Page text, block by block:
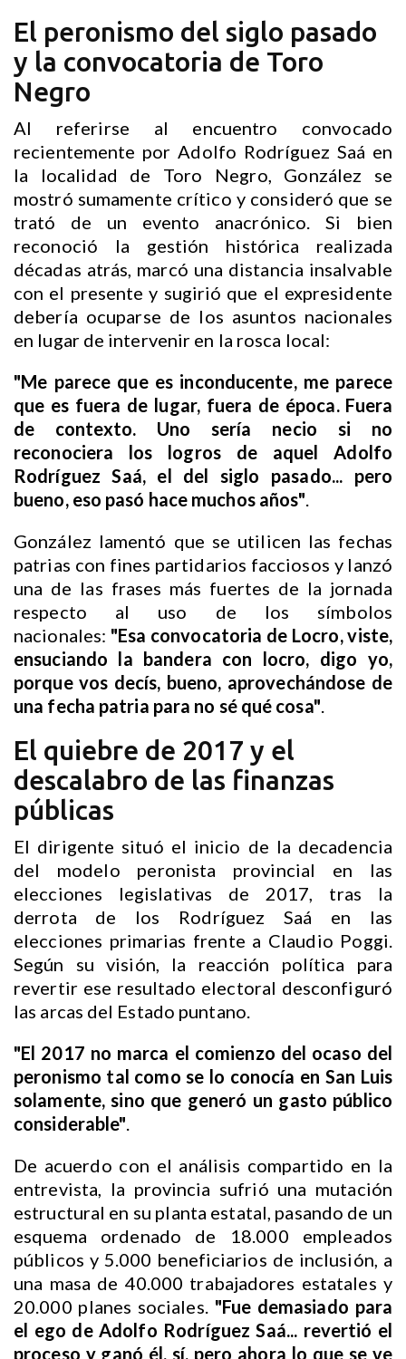
El peronismo del siglo pasado
y la convocatoria de Toro
Negro
Al referirse al encuentro convocado
recientemente por Adolfo Rodríguez Saá en
la localidad de Toro Negro, González se
mostró sumamente crítico y consideró que se
trató de un evento anacrónico. Si bien
reconoció la gestión histórica realizada
décadas atrás, marcó una distancia insalvable
con el presente y sugirió que el expresidente
debería ocuparse de los asuntos nacionales
en lugar de intervenir en la rosca local:
"Me parece que es inconducente, me parece
que es fuera de lugar, fuera de época. Fuera
de contexto. Uno sería necio si no
reconociera los logros de aquel Adolfo
Rodríguez Saá, el del siglo pasado... pero
bueno, eso pasó hace muchos años".
González lamentó que se utilicen las fechas
patrias con fines partidarios facciosos y lanzó
una de las frases más fuertes de la jornada
respecto al uso de los símbolos
nacionales: "Esa convocatoria de Locro, viste,
ensuciando la bandera con locro, digo yo,
porque vos decís, bueno, aprovechándose de
una fecha patria para no sé qué cosa".
El quiebre de 2017 y el
descalabro de las finanzas
públicas
El dirigente situó el inicio de la decadencia
del modelo peronista provincial en las
elecciones legislativas de 2017, tras la
derrota de los Rodríguez Saá en las
elecciones primarias frente a Claudio Poggi.
Según su visión, la reacción política para
revertir ese resultado electoral desconfiguró
las arcas del Estado puntano.
"El 2017 no marca el comienzo del ocaso del
peronismo tal como se lo conocía en San Luis
solamente, sino que generó un gasto público
considerable".
De acuerdo con el análisis compartido en la
entrevista, la provincia sufrió una mutación
estructural en su planta estatal, pasando de un
esquema ordenado de 18.000 empleados
públicos y 5.000 beneficiarios de inclusión, a
una masa de 40.000 trabajadores estatales y
20.000 planes sociales. "Fue demasiado para
el ego de Adolfo Rodríguez Saá... revertió el
proceso y ganó él, sí, pero ahora lo que se ve